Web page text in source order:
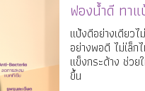
ฟองน้ำดี ทา
แป้งดีอย่างเดียว
อย่างพอดี ไม่เ่ล็
แข็งกระด้าง ช่วย
ขึ้น